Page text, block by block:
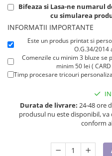
Cadouri pentru Mama
Cadouri pentru profesori sau
Cadouri de Paște
Cadouri Traditionale Romanesti
8 Martie
Cadouri GRAVIDE
Cadouri Colegi, sefi sau angajati
Bifeaza si Lasa-ne numarul
cu simularea
INFORMATII IMPORTANTE
Este un produs printat si
O.G.34/2014
Comenzile cu minim 3 bluze se
minim 50 lei (
Timp procesare tricouri
Durata de livrare: 24-48 ore
produsul nu este disponibil,
conform